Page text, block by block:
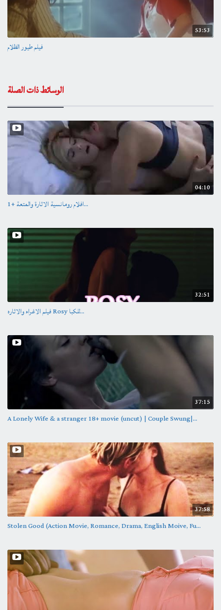
العلامات
movie cinema 2016 افلام
سينما
اكشن
كوميدى بوليسي
فيلم قاتل ما قتلش حد - Katel Maktalsh Had Movie
عادل إمام
53:53
فيلم طيور الظلام
الوسائط ذات الصلة
04:10
افلام رومانسية الاثارة والمتعة +1...
32:51
فيلم الاغراء والاثاره Rosy للكبا...
37:15
A Lonely Wife & a stranger 18+ movie (uncut) | Couple Swung|...
37:58
Stolen Good (Action Movie, Romance, Drama, English Moive, Fu...